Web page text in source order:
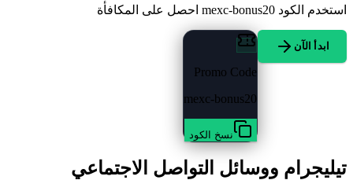
استخدم الكود mexc-bonus20 احصل على المكافأة
ابدأ الآن
Promo Code
mexc-bonus20
نسخ الكود
تيليجرام ووسائل التواصل الاجتماعي